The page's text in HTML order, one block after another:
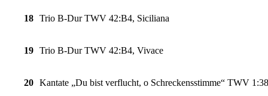
18 Trio B-Dur TWV 42:B4, Siciliana
19 Trio B-Dur TWV 42:B4, Vivace
20 Kantate „Du bist verflucht, o Schreckensstimme“ TWV